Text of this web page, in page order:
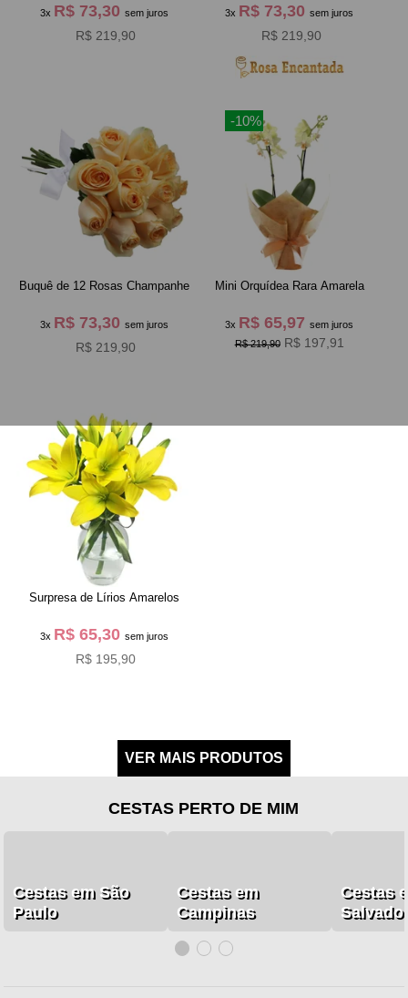
3x R$ 73,30 sem juros
R$ 219,90
3x R$ 73,30sem juros
R$ 219,90
Buquê de 12 Rosas Champanhe
3x R$ 73,30 sem juros
R$ 219,90
-10%
Mini Orquídea Rara Amarela
3x R$ 65,97sem juros
R$ 219,90 R$ 197,91
Surpresa de Lírios Amarelos
3x R$ 65,30 sem juros
R$ 195,90
CESTAS PERTO DE MIM
Cestas em São
Paulo
Cestas em
Campinas
Cestas